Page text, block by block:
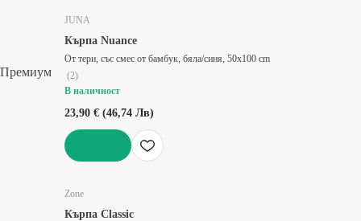
Премиум
JUNA
Кърпа Nuance
От тери, със смес от бамбук, бяла/синя, 50x100 cm
(2)
В наличност
23,90 € (46,74 Лв)
Zone
Кърпа Classic